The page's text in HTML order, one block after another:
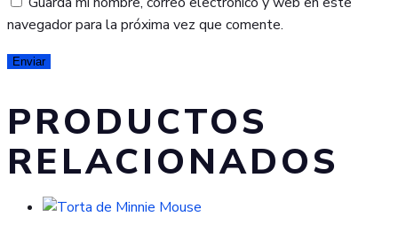
navegador para la próxima vez que comente.
PRODUCTOS
RELACIONADOS